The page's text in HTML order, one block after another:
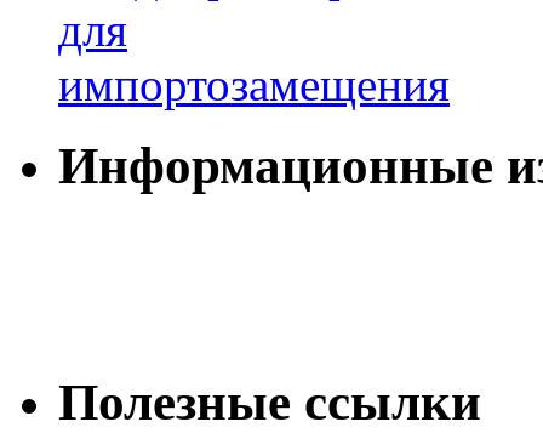
Информационные
Полезные ссылки